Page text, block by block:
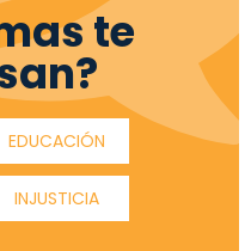
te
EDUCACIÓN
INJUSTICIA